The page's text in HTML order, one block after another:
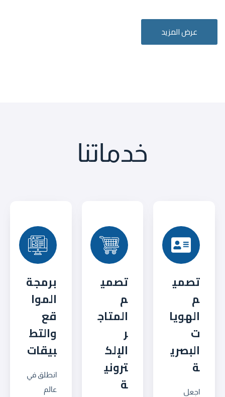
عرض المزيد
خدماتنا
تصمي
م
الهويا
ت
البصري
ة
اجعل
تصمي
م
المتاج
ر
الإلك
تروني
ة
برمجة
الموا
قع
والتط
بيقات
انطلق في
عالم